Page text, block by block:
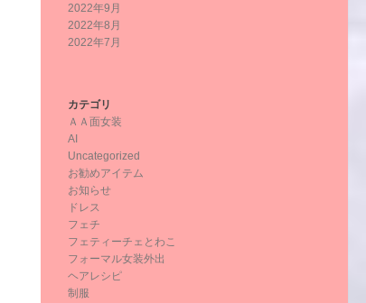
2022年9月
2022年8月
2022年7月
カテゴリ
ＡＡ面女装
AI
Uncategorized
お勧めアイテム
お知らせ
ドレス
フェチ
フェティーチェとわこ
フォーマル女装外出
ヘアレシピ
制服